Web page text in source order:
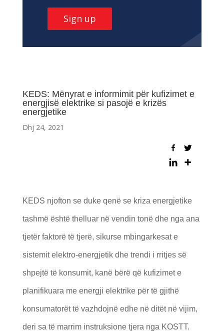
Sign up
KEDS: Mënyrat e informimit për kufizimet e
energjisë elektrike si pasojë e krizës
energjetike
Dhj 24, 2021
KEDS njofton se duke qenë se kriza energjetike
tashmë është thelluar në vendin tonë dhe nga ana
tjetër faktorë të tjerë, sikurse mbingarkesat e
sistemit elektro-energjetik dhe trendi i rritjes së
shpejtë të konsumit, kanë bërë që kufizimet e
planifikuara me energji elektrike për të gjithë
konsumatorët të vazhdojnë edhe në ditët në vijim,
deri sa të marrim instruksione tjera nga KOSTT.